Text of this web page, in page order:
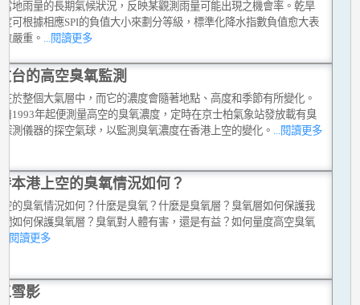
地雨量的長期氣候狀況，反映某觀測雨量可能出現之機會率。乾旱
可根據相應SPI的負值大小來劃分等級，標準化降水指數負值愈大表
嚴重。 ...閱讀更多
台的高空臭氧監測
於整個大氣層中，而它的濃度會隨著地點、高度和季節有所變化。
1993年起便測量高空的臭氧濃度，定時在京士柏氣象站發放載有臭
測儀器的探空氣球，以監測臭氧濃度在香港上空的變化。
...閱讀更多
本港上空的臭氧情況如何？
的臭氧情況如何？什麼是臭氧？什麼是臭氧層？臭氧層如何保護我
如何保護臭氧層？臭氧對人體有害，還是有益？如何量度高空臭氧
...閱讀更多
雪影